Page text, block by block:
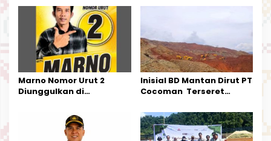
Pengurus Parti
Kecamatan Petasia dan
Kecamatan Petbar
Marno Nomor Urut 2
Diunggulkan di
Kesederhanaannya Jadi
Harapan Warga
Inisial BD Mantan Dirut PT
Cocoman Terseret
Tata Kelola Tambang
Kalimantan Barat